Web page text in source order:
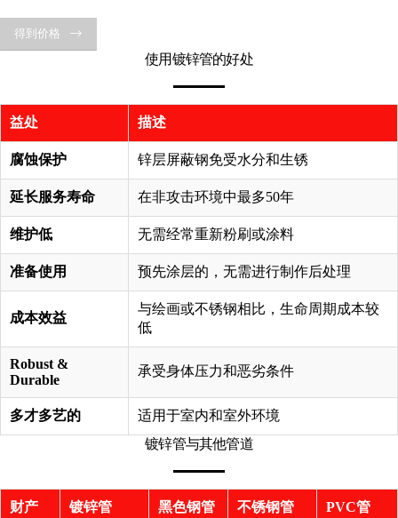
得到价格
使用镀锌管的好处
益处 描述
腐蚀保护 锌层屏蔽钢免受水分和生锈
延长服务寿命 在非攻击环境中最多50年
维护低 无需经常重新粉刷或涂料
准备使用 预先涂层的，无需进行制作后处理
成本效益
与绘画或不锈钢相比，生命周期成本较
低
Robust &
Durable
承受身体压力和恶劣条件
多才多艺的
适用于室内和室外环境
镀锌管与其他管道
财产 镀锌管 黑色钢管 不锈钢管 PVC管